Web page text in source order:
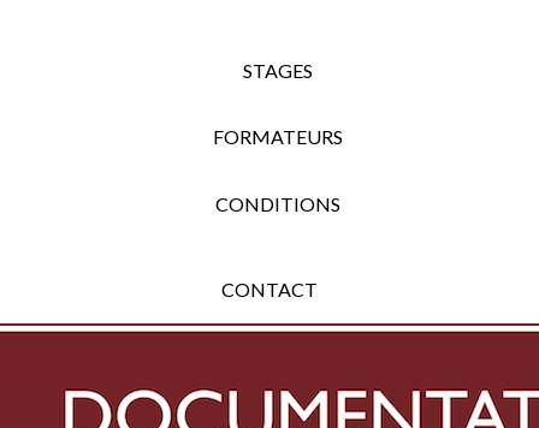
STAGES
FORMATEURS
CONDITIONS
CONTACT